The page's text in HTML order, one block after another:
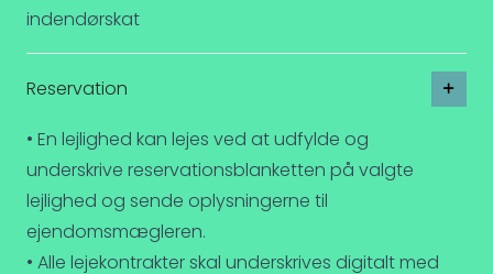
indendørskat
Reservation
• En lejlighed kan lejes ved at udfylde og
underskrive reservationsblanketten på valgte
lejlighed og sende oplysningerne til
ejendomsmægleren.
• Alle lejekontrakter skal underskrives digitalt med